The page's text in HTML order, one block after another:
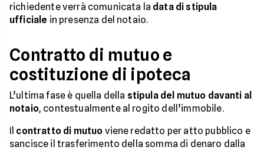
richiedente verrà comunicata la data di stipula
ufficiale in presenza del notaio.
Contratto di mutuo e
costituzione di ipoteca
L’ultima fase è quella della stipula del mutuo davanti al
notaio, contestualmente al rogito dell’immobile.
Il contratto di mutuo viene redatto per atto pubblico e
sancisce il trasferimento della somma di denaro dalla